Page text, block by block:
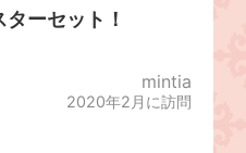
ーセット！
mintia
2020年2月に訪問